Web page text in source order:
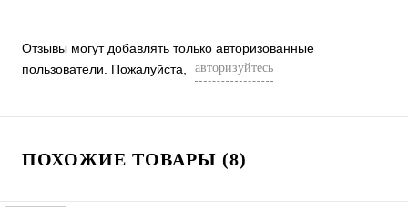
Отзывы могут добавлять только авторизованные
пользователи. Пожалуйста,
авторизуйтесь
ПОХОЖИЕ ТОВАРЫ (8)